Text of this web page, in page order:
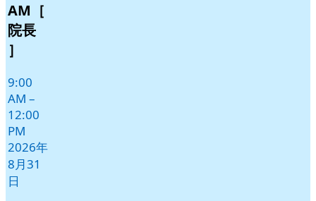
月
31
日
イ
AM［
院長
］
9:00
AM –
12:00
PM
2026年
8月31
日